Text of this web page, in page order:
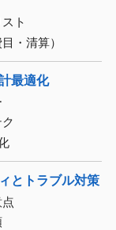
ト
・清算）
最適化
とトラブル対策